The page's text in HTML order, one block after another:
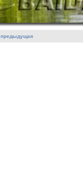
предыдущая